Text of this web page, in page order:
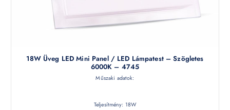
18W Üveg LED Mini Panel / LED Lámpatest – Szögletes
6000K – 4745
Műszaki adatok:
Teljesítmény: 18W